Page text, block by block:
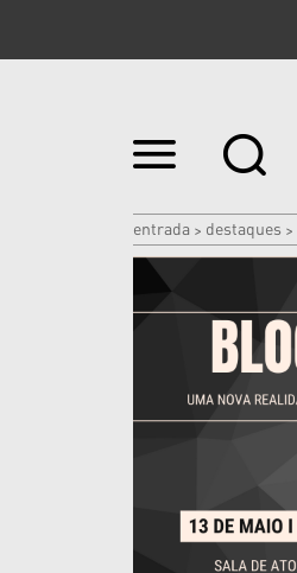
Ir
para
|
Ir
para
navegação
entrada > destaques >